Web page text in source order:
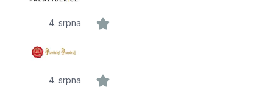
4. srpna
4. srpna